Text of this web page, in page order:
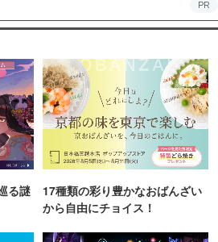
PR
る謎
17種類の彩り豊かなおばんざい
から自由にチョイス！